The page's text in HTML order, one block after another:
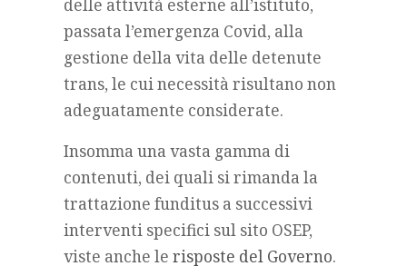
delle attività esterne all’istituto,
passata l’emergenza Covid, alla
gestione della vita delle detenute
trans, le cui necessità risultano non
adeguatamente considerate.
Insomma una vasta gamma di
contenuti, dei quali si rimanda la
trattazione funditus a successivi
interventi specifici sul sito OSEP,
viste anche le risposte del Governo.